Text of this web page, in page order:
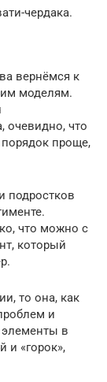
чердака.
вернёмся к
моделям.
очевидно, что
проще,
подростков
что можно с
который
то она, как
и
в
и «горок»,